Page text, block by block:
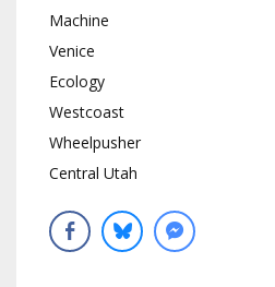
Machine
Venice
Ecology
Westcoast
Wheelpusher
Central Utah